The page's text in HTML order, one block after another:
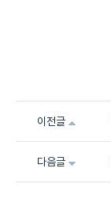
이전글
다음글